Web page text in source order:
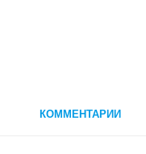
КОММЕНТАРИИ